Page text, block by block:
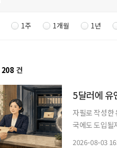
1주 1개월 1년
208 건
5달러에
자필로 작성한
국에도 도입될
2026-08-03